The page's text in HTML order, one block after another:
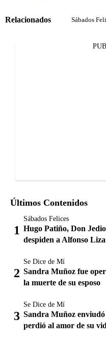
Relacionados Sábados
Últimos Contenidos
Sábados Felices
Hugo Patiño, Don
despiden a Alfonso
Se Dice de Mí
Sandra Muñoz fue
la muerte de su esposo
Se Dice de Mí
Sandra Muñoz enviudó
perdió al amor de su